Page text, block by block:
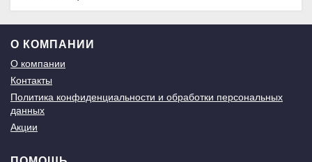
О КОМПАНИИ
О компании
Контакты
Политика конфиденциальности и обработки персональных
данных
Акции